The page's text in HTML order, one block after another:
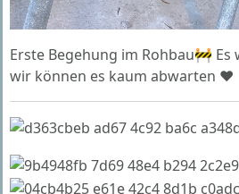
Erste Begehung im Rohbau🚧
wir können es kaum abwarten ❤️